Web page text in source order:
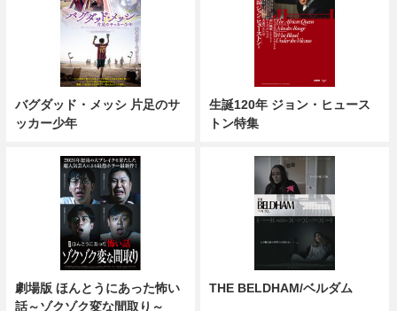
バグダッド・メッシ 片足のサ
ッカー少年
生誕120年 ジョン・ヒュース
トン特集
劇場版 ほんとうにあった怖い
話～ゾクゾク変な間取り～
THE BELDHAM/ベルダム